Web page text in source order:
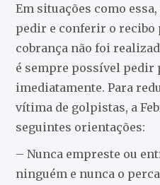
Em situações como
pedir e conferir o recibo
cobrança não foi
é sempre possível pedir
imediatamente. Para
vítima de golpistas, a
seguintes orientações:
– Nunca empreste ou
ninguém e nunca o